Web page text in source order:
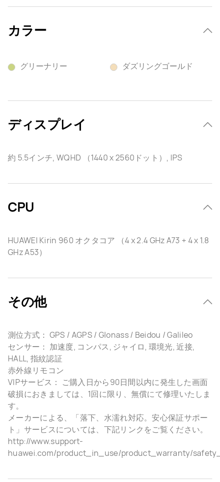
カラー
グリーナリー ダズリングゴールド
ディスプレイ
約 5.5インチ, WQHD （1440 x 2560ドット）, IPS
CPU
HUAWEI Kirin 960 オクタコア （4 x 2.4 GHz A73 + 4 x 1.8
GHz A53）
その他
測位方式： GPS / AGPS / Glonass / Beidou / Galileo
センサー： 加速度, コンパス, ジャイロ, 環境光, 近接,
HALL, 指紋認証
赤外線リモコン
VIPサービス： ご購入日から90日間以内に発生した画面
破損におきましては、1回に限り、無償にて修理いたしま
す。
メーカーによる、「落下、水濡れ対応。安心保証サポー
ト」サービスについては、下記リンクをご覧ください。
http://www.support-
huawei.com/product_in_use/product_warranty/